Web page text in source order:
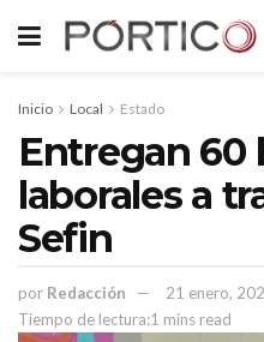
Inicio Local Estado
Entregan 60
laborales a
Sefin
por Redacción
21 enero,
Tiempo de lectura:1 mins read